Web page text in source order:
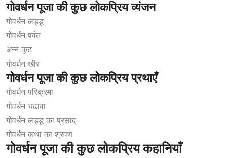
गोवर्धनपूजाकीकुछलोकप्रियव्यंजन
गोवर्धन लड्डू
गोवर्धन पर्वत
अन्न कूट
गोवर्धन खीर
गोवर्धनपूजाकीकुछलोकप्रियप्रथाएँ
गोवर्धन परिक्रमा
गोवर्धन चढावा
गोवर्धन लड्डू का प्रसाद
गोवर्धन कथा का श्रवण
गोवर्धनपूजाकीकुछलोकप्रियकहानियाँ